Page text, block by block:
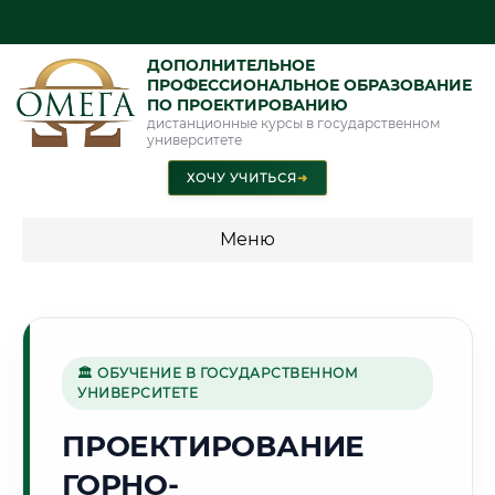
ДОПОЛНИТЕЛЬНОЕ
ПРОФЕССИОНАЛЬНОЕ ОБРАЗОВАНИЕ
ПО ПРОЕКТИРОВАНИЮ
дистанционные курсы в государственном
университете
ХОЧУ УЧИТЬСЯ➜
Меню
🌲
🏛 ОБУЧЕНИЕ В ГОСУДАРСТВЕННОМ
УНИВЕРСИТЕТЕ
ПРОЕКТИРОВАНИЕ
ГОРНО-